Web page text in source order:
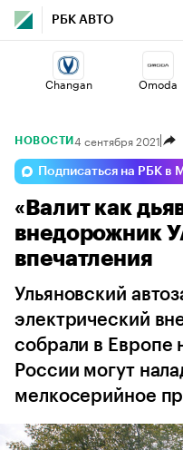
РБК АВТО
Changan Omoda
Haval Lada
Esteo Volga
НОВОСТИ 4 сентября 2021
Подписаться на РБК в
«Валит как
внедорожник
впечатления
Ульяновский
электрический
собрали в Европе
России могут
мелкосерийное